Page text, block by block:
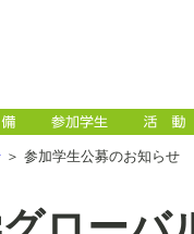
＞ 参加学生公募のお知らせ